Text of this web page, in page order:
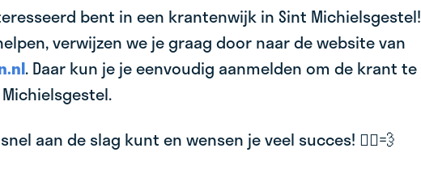
bent in een krantenwijk in Sint Michielsgestel!
verwijzen we je graag door naar de website van
. Daar kun je je eenvoudig aanmelden om de krant te
aan de slag kunt en wensen je veel succes! 🚴‍♂️💨